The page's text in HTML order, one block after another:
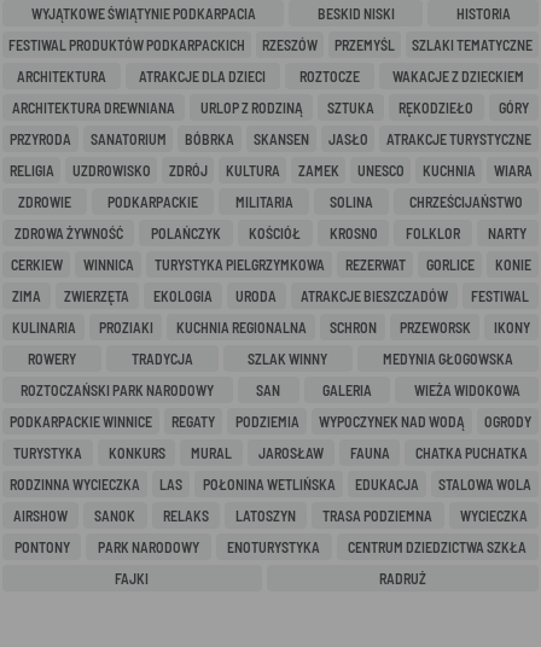
WYJĄTKOWE ŚWIĄTYNIE PODKARPACIA
BESKID NISKI
HISTORIA
FESTIWAL PRODUKTÓW PODKARPACKICH
RZESZÓW PRZEMYŚL
SZLAKI TEMATYCZNE
ARCHITEKTURA
ATRAKCJE DLA DZIECI ROZTOCZE
WAKACJE Z DZIECKIEM
ARCHITEKTURA DREWNIANA
URLOP Z RODZINĄ SZTUKA RĘKODZIEŁO
GÓRY
PRZYRODA
SANATORIUM BÓBRKA SKANSEN JASŁO
ATRAKCJE TURYSTYCZNE
RELIGIA
UZDROWISKO ZDRÓJ KULTURA ZAMEK UNESCO KUCHNIA
WIARA
ZDROWIE
PODKARPACKIE MILITARIA SOLINA
CHRZEŚCIJAŃSTWO
ZDROWA ŻYWNOŚĆ
POLAŃCZYK KOŚCIÓŁ KROSNO FOLKLOR
NARTY
CERKIEW
WINNICA TURYSTYKA PIELGRZYMKOWA REZERWAT GORLICE
KONIE
ZIMA
ZWIERZĘTA EKOLOGIA URODA ATRAKCJE BIESZCZADÓW
FESTIWAL
KULINARIA
PROZIAKI KUCHNIA REGIONALNA SCHRON PRZEWORSK
IKONY
ROWERY
TRADYCJA SZLAK WINNY
MEDYNIA GŁOGOWSKA
ROZTOCZAŃSKI PARK NARODOWY
SAN GALERIA
WIEŻA WIDOKOWA
PODKARPACKIE WINNICE
REGATY PODZIEMIA WYPOCZYNEK NAD WODĄ
OGRODY
TURYSTYKA
KONKURS MURAL JAROSŁAW FAUNA
CHATKA PUCHATKA
RODZINNA WYCIECZKA
LAS POŁONINA WETLIŃSKA EDUKACJA
STALOWA WOLA
AIRSHOW
SANOK RELAKS LATOSZYN TRASA PODZIEMNA
WYCIECZKA
PONTONY
PARK NARODOWY ENOTURYSTYKA
CENTRUM DZIEDZICTWA SZKŁA
FAJKI
RADRUŻ